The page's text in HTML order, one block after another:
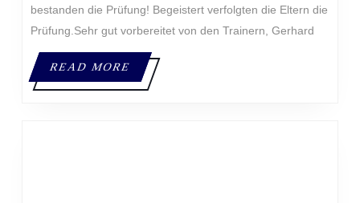
bestanden die Prüfung! Begeistert verfolgten die Eltern die
Prüfung.Sehr gut vorbereitet von den Trainern, Gerhard
READ MOREREAD
MORE